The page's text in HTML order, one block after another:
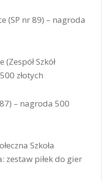
(SP nr 89) – nagroda
Szkół
złotych
– nagroda 500
Szkoła
zestaw piłek do gier